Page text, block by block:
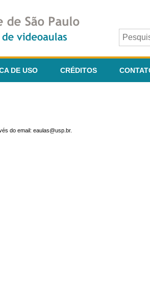
DE USO CRÉDITOS
do email: eaulas@usp.br.